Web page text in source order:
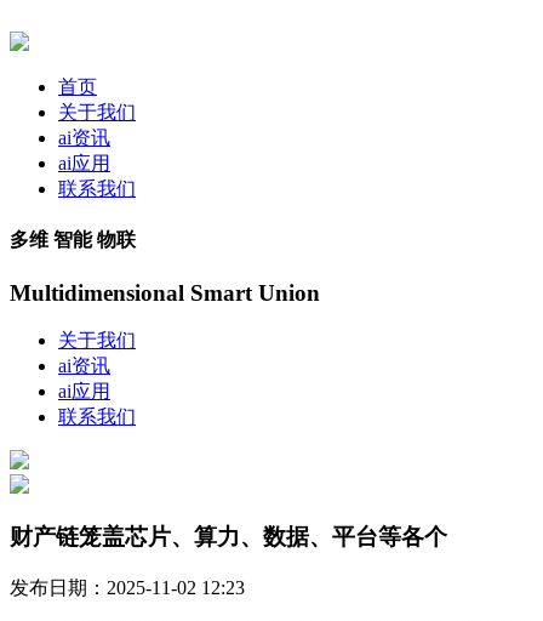
首页
关于我们
ai资讯
ai应用
联系我们
多维 智能 物联
Multidimensional Smart Union
关于我们
ai资讯
ai应用
联系我们
财产链笼盖芯片、算力、数据、平台等各个
发布日期：2025-11-02 12:23